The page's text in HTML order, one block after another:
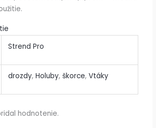
Strend Pro
drozdy,Holuby,škorce,Vtáky
hodnotenie.